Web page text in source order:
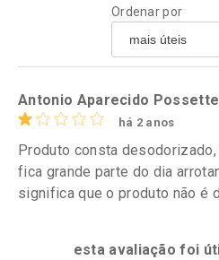
Comprar sem Desconto
Por R$ 128,60/cada
Comprar sem Desconto
Por R$ 128,60/cada
Ordenar por
Antonio Aparecido Possette
há 2 anos
Produto consta
fica grande parte do dia
significa que o produto não é
esta avaliação foi